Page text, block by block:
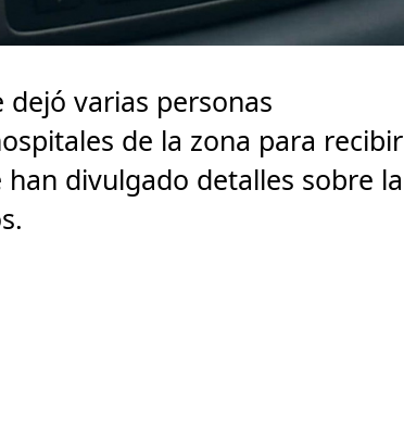
varias personas
de la zona para recibir
divulgado detalles sobre la